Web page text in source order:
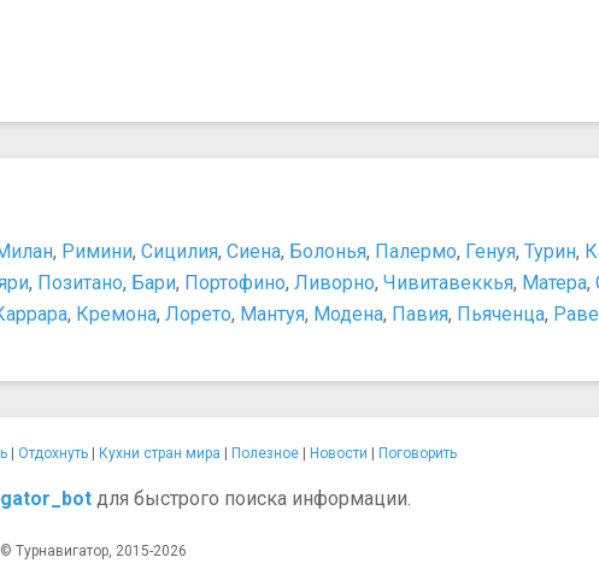
фонтаны, районы
Арджентина
Собор Святого Петра
Тринита-деи-Монти
Активный отдых,
Парк развлечений
Прочее
, Римини, Сицилия, Сиена, Болонья, Палермо, Генуя, Турин,
, Позитано, Бари, Портофино, Ливорно, Чивитавеккья, Матера,
, Кремона, Лорето, Мантуя, Модена, Павия, Пьяченца,
| Отдохнуть| Кухни стран мира Полезное| Новости Поговорить
для быстрого поиска информации.
© Турнавигатор, 2015-2026